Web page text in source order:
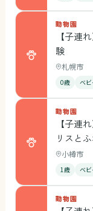
動物園
【子連
験
札幌市
0歳 ベ
動物園
【子連
リスと
小樽市
1歳 ベ
動物園